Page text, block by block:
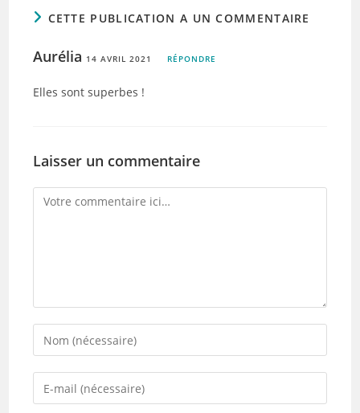
CETTE PUBLICATION A UN COMMENTAIRE
Aurélia 14 AVRIL 2021 RÉPONDRE
Elles sont superbes !
Laisser un commentaire
Comment
Enter
your
name
Enter
your